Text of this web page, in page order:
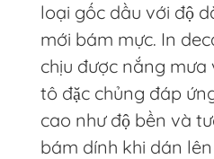
loại gốc dầu với độ
mới bám mực. In
chịu được nắng mưa
tô đặc chủng đáp
cao như độ bền và
bám dính khi dán